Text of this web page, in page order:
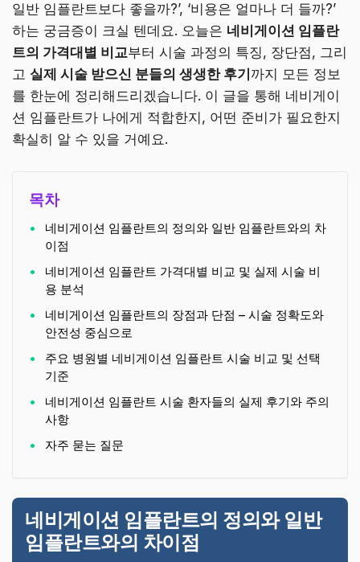
일반 임플란트보다 좋을까?’, ‘비용은 얼마나 더 들까?’
하는 궁금증이 크실 텐데요. 오늘은 네비게이션 임플란
트의 가격대별 비교부터 시술 과정의 특징, 장단점, 그리
고 실제 시술 받으신 분들의 생생한 후기 까지 모든 정보
를 한눈에 정리해드리겠습니다. 이 글을 통해 네비게이
션 임플란트가 나에게 적합한지, 어떤 준비가 필요한지
확실히 알 수 있을 거예요.
목차
네비게이션 임플란트의 정의와 일반 임플란트와의 차
이점
네비게이션 임플란트 가격대별 비교 및 실제 시술 비
용 분석
네비게이션 임플란트의 장점과 단점 – 시술 정확도와
안전성 중심으로
주요 병원별 네비게이션 임플란트 시술 비교 및 선택
기준
네비게이션 임플란트 시술 환자들의 실제 후기와 주의
사항
자주 묻는 질문
네비게이션 임플란트의 정의와 일반
임플란트와의 차이점